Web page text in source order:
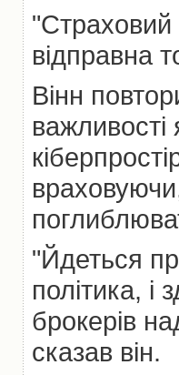
"Страховий
відправна
Вінн
важливості
"Йдеться
політика, і
брокерів
сказав він.